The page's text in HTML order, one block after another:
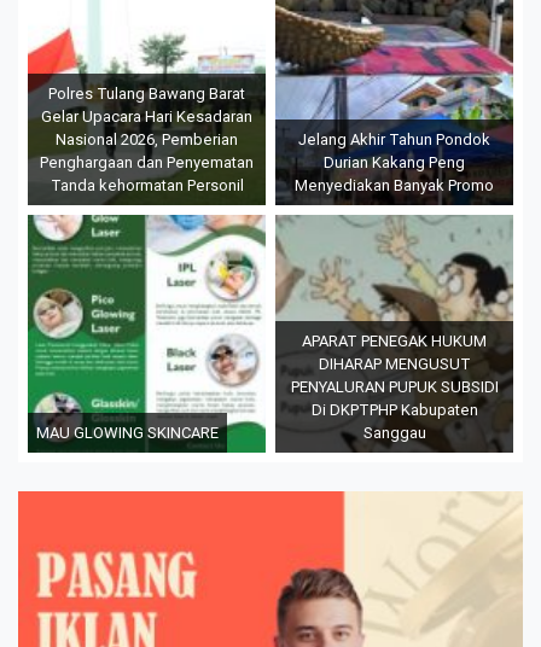
Polres Tulang Bawang Barat
Gelar Upacara Hari Kesadaran
Nasional 2026, Pemberian
Penghargaan dan Penyematan
Tanda kehormatan Personil
Jelang Akhir Tahun Pondok
Durian Kakang Peng
Menyediakan Banyak Promo
MAU GLOWING SKINCARE
APARAT PENEGAK HUKUM
DIHARAP MENGUSUT
PENYALURAN PUPUK SUBSIDI
Di DKPTPHP Kabupaten
Sanggau